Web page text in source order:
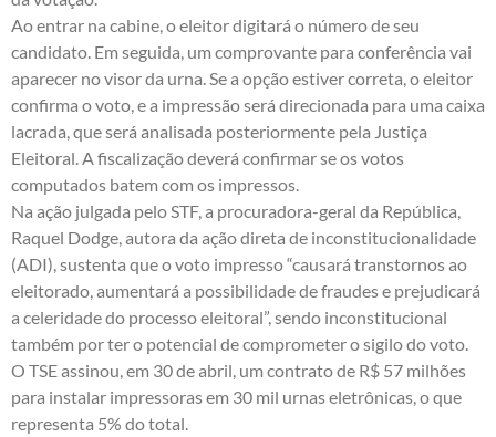
Ao entrar na cabine, o eleitor digitará o número de seu
candidato. Em seguida, um comprovante para conferência vai
aparecer no visor da urna. Se a opção estiver correta, o eleitor
confirma o voto, e a impressão será direcionada para uma caixa
lacrada, que será analisada posteriormente pela Justiça
Eleitoral. A fiscalização deverá confirmar se os votos
computados batem com os impressos.
Na ação julgada pelo STF, a procuradora-geral da República,
Raquel Dodge, autora da ação direta de inconstitucionalidade
(ADI), sustenta que o voto impresso “causará transtornos ao
eleitorado, aumentará a possibilidade de fraudes e prejudicará
a celeridade do processo eleitoral”, sendo inconstitucional
também por ter o potencial de comprometer o sigilo do voto.
O TSE assinou, em 30 de abril, um contrato de R$ 57 milhões
para instalar impressoras em 30 mil urnas eletrônicas, o que
representa 5% do total.